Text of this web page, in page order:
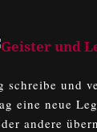
schreibe und
eine neue
andere